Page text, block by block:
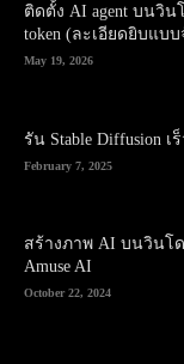
ติดตั้ง AI agent บนวิน
token (ละเอียดยิบแบ
May 19, 2026
รัน Stable Diffusion เ
February 7, 2025
สร้างภาพ AI บนวินโ
Amuse AI
October 22, 2024